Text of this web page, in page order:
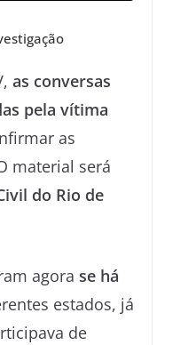
as conversas
pela vítima
as
material será
do Rio de
agora se há
estados, já
de